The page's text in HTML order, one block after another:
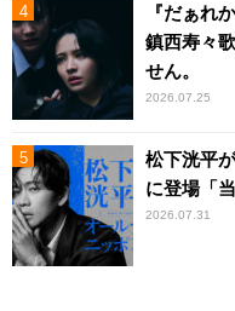
『だぁれ
鎮西寿々
せん。
2026.07.25
松下洸平
に登場「
2026.07.31